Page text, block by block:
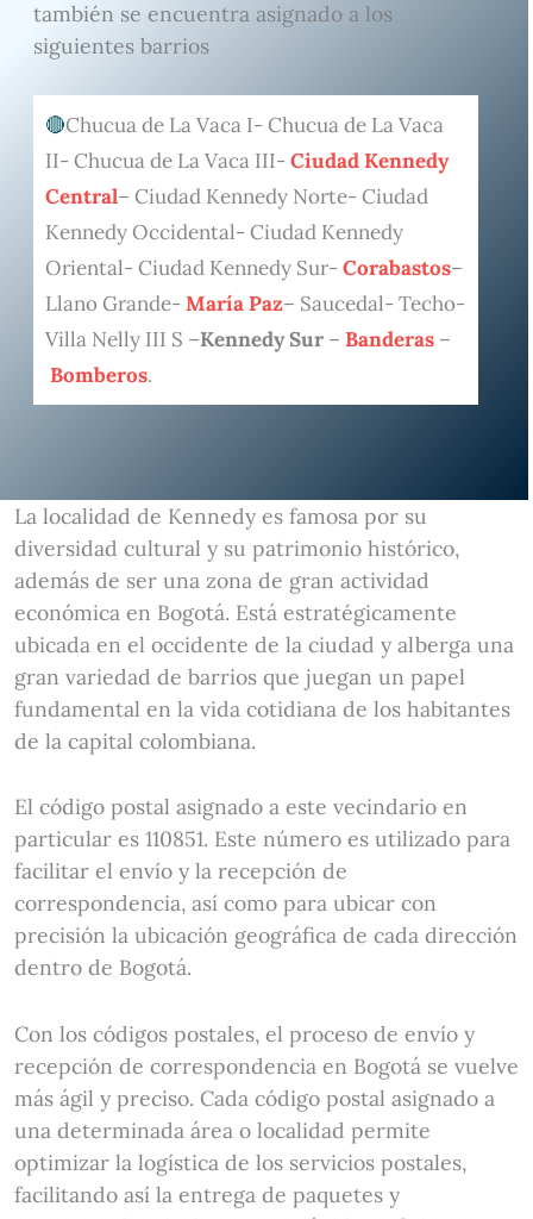
también se encuentra asignado a los
siguientes barrios
Chucua de La Vaca I- Chucua de La Vaca
II- Chucua de La Vaca III- Ciudad Kennedy
Central– Ciudad Kennedy Norte- Ciudad
Kennedy Occidental- Ciudad Kennedy
Oriental- Ciudad Kennedy Sur- Corabastos–
Llano Grande- María Paz– Saucedal- Techo-
Villa Nelly III S –Kennedy Sur– Banderas–
Bomberos.
La localidad de Kennedy es famosa por su
diversidad cultural y su patrimonio histórico,
además de ser una zona de gran actividad
económica en Bogotá. Está estratégicamente
ubicada en el occidente de la ciudad y alberga una
gran variedad de barrios que juegan un papel
fundamental en la vida cotidiana de los habitantes
de la capital colombiana.
El código postal asignado a este vecindario en
particular es 110851. Este número es utilizado para
facilitar el envío y la recepción de
correspondencia, así como para ubicar con
precisión la ubicación geográfica de cada dirección
dentro de Bogotá.
Con los códigos postales, el proceso de envío y
recepción de correspondencia en Bogotá se vuelve
más ágil y preciso. Cada código postal asignado a
una determinada área o localidad permite
optimizar la logística de los servicios postales,
facilitando así la entrega de paquetes y